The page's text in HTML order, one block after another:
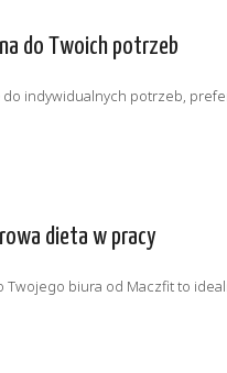
do Twoich potrzeb
indywidualnych potrzeb,
dieta w pracy
biura od Maczfit to